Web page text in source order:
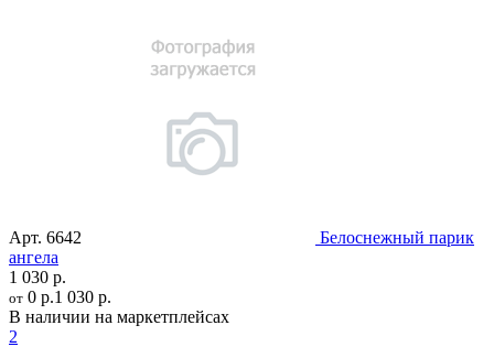
Арт. 6642
Белоснежный парик
ангела
1 030 р.
от 0 р.1 030 р.
В наличии на маркетплейсах
2